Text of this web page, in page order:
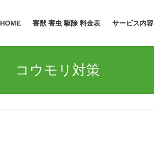
HOME 害獣 害虫 駆除 料金表 サービス内容
コウモリ対策